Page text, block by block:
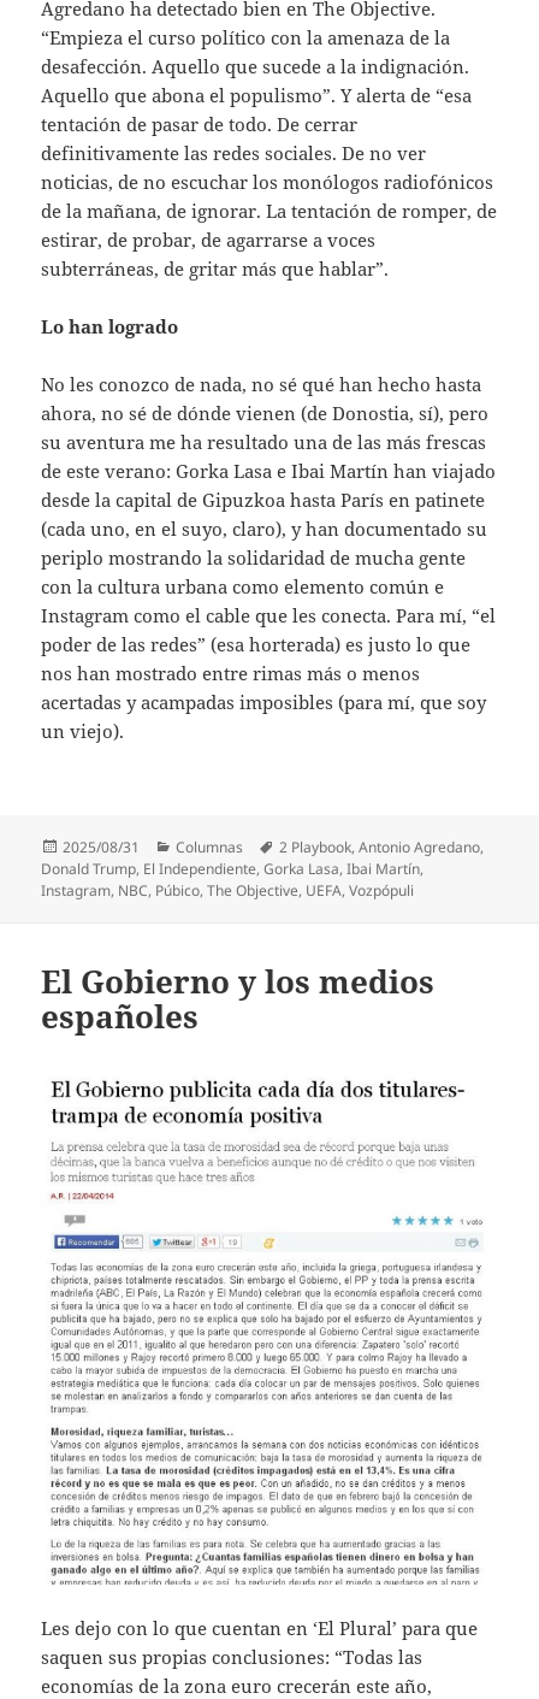
Agredano ha detectado bien en The Objective.
“Empieza el curso político con la amenaza de la
desafección. Aquello que sucede a la indignación.
Aquello que abona el populismo”. Y alerta de “esa
tentación de pasar de todo. De cerrar
definitivamente las redes sociales. De no ver
noticias, de no escuchar los monólogos radiofónicos
de la mañana, de ignorar. La tentación de romper, de
estirar, de probar, de agarrarse a voces
subterráneas, de gritar más que hablar”.
Lo han logrado
No les conozco de nada, no sé qué han hecho hasta
ahora, no sé de dónde vienen (de Donostia, sí), pero
su aventura me ha resultado una de las más frescas
de este verano: Gorka Lasa e Ibai Martín han viajado
desde la capital de Gipuzkoa hasta París en patinete
(cada uno, en el suyo, claro), y han documentado su
periplo mostrando la solidaridad de mucha gente
con la cultura urbana como elemento común e
Instagram como el cable que les conecta. Para mí, “el
poder de las redes” (esa horterada) es justo lo que
nos han mostrado entre rimas más o menos
acertadas y acampadas imposibles (para mí, que soy
un viejo).
Publicado
el
2025/08/31 Categorías
Columnas Etiquetas
2 Playbook,Antonio Agredano,
Donald Trump, El Independiente,Gorka Lasa,Ibai Martín,
Instagram, NBC, Púbico,The Objective, UEFA,Vozpópuli
El Gobierno y los medios
españoles
Les dejo con lo que cuentan en ‘El Plural’ para que
saquen sus propias conclusiones: “Todas las
economías de la zona euro crecerán este año,